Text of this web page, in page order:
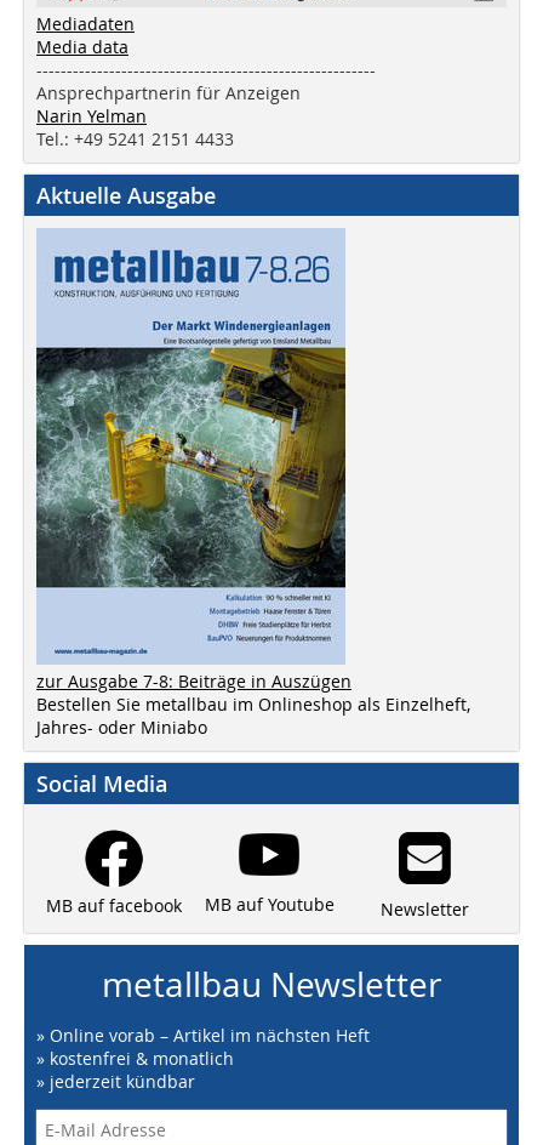
Mediadaten
Media data
--------------------------------------------------------
Ansprechpartnerin für Anzeigen
Narin Yelman
Tel.: +49 5241 2151 4433
Aktuelle Ausgabe
zur Ausgabe 7-8: Beiträge in Auszügen
Bestellen Sie metallbau im Onlineshop als Einzelheft,
Jahres- oder Miniabo
Social Media
MB auf facebook MB auf Youtube Newsletter
metallbau Newsletter
» Online vorab – Artikel im nächsten Heft
» kostenfrei & monatlich
» jederzeit kündbar